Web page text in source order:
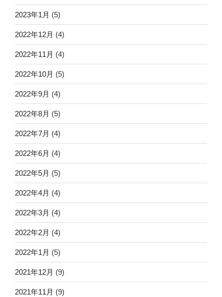
2023年1月 (5)
2022年12月 (4)
2022年11月 (4)
2022年10月 (5)
2022年9月 (4)
2022年8月 (5)
2022年7月 (4)
2022年6月 (4)
2022年5月 (5)
2022年4月 (4)
2022年3月 (4)
2022年2月 (4)
2022年1月 (5)
2021年12月 (9)
2021年11月 (9)